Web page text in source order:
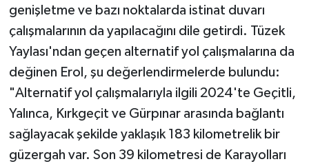
genişletme ve bazı noktalarda istinat duvarı
çalışmalarının da yapılacağını dile getirdi. Tüzek
Yaylası'ndan geçen alternatif yol çalışmalarına da
değinen Erol, şu değerlendirmelerde bulundu:
"Alternatif yol çalışmalarıyla ilgili 2024'te Geçitli,
Yalınca, Kırkgeçit ve Gürpınar arasında bağlantı
sağlayacak şekilde yaklaşık 183 kilometrelik bir
güzergah var. Son 39 kilometresi de Karayolları